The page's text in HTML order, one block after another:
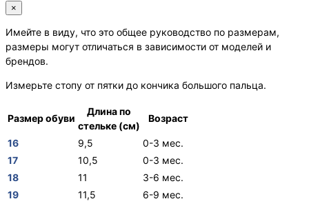
×
Имейте в виду, что это общее руководство по размерам,
размеры могут отличаться в зависимости от моделей и
брендов.
Измерьте стопу от пятки до кончика большого пальца.
Размер обуви
Длина по
стельке (см)
Возраст
16 9,5
0-3 мес.
17
10,5
0-3 мес.
18
11
3-6 мес.
19
11,5
6-9 мес.